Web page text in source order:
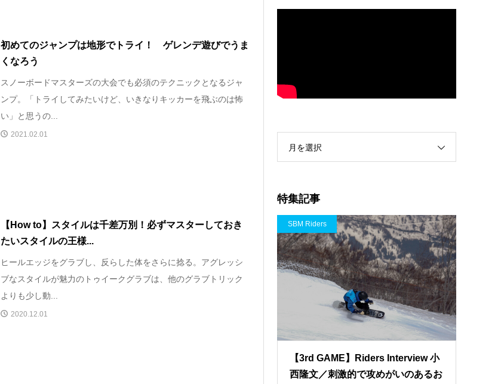
初めてのジャンプは地形でトライ！ ゲレンデ遊びでうま
くなろう
スノーボードマスターズの大会でも必須のテクニックとなるジャ
ンプ。「トライしてみたいけど、いきなりキッカーを飛ぶのは怖
い」と思うの...
2021.02.01
【How to】スタイルは千差万別！必ずマスターしておき
たいスタイルの王様...
ヒールエッジをグラブし、反らした体をさらに捻る。アグレッシ
ブなスタイルが魅力のトゥイークグラブは、他のグラブトリック
よりも少し動...
2020.12.01
月を選択
特集記事
SBM Riders
【3rd GAME】Riders Interview 小
西隆文／刺激的で攻めがいのあるお